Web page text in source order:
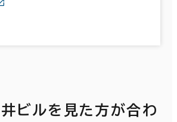
ビルを見た方が合わ